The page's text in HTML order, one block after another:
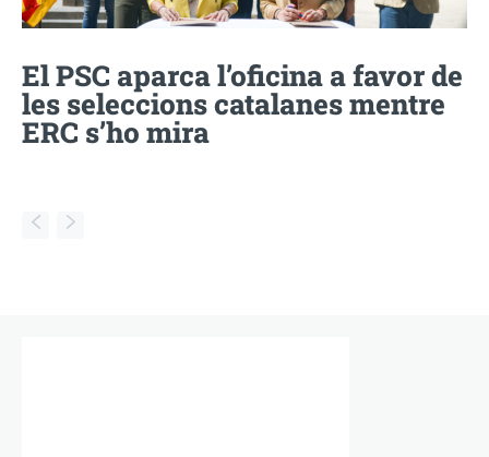
El PSC aparca l’oficina a favor de
les seleccions catalanes mentre
ERC s’ho mira